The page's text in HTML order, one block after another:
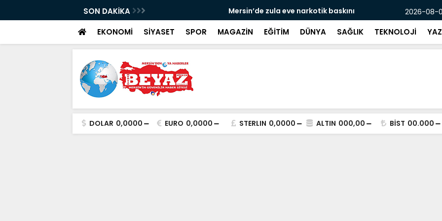
SON DAKİKA Mersin’de zula eve narkotik baskını 2026-08-
EKONOMİ SİYASET SPOR MAGAZİN EĞİTİM DÜNYA SAĞLIK TEKNOLOJİ
DOLAR 0,0000 EURO 0,0000 STERLIN 0,0000 ALTIN 000,00 BİST 00.000